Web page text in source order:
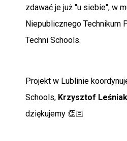
zdawać je już "u siebie", w
Niepublicznego Technikum
Techni Schools.
Projekt w Lublinie
Schools, Krzysztof Leśniak
dziękujemy 👏🏻